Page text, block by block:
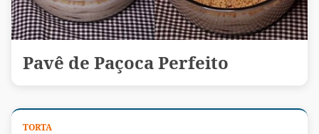
Pavê de Paçoca Perfeito
TORTA